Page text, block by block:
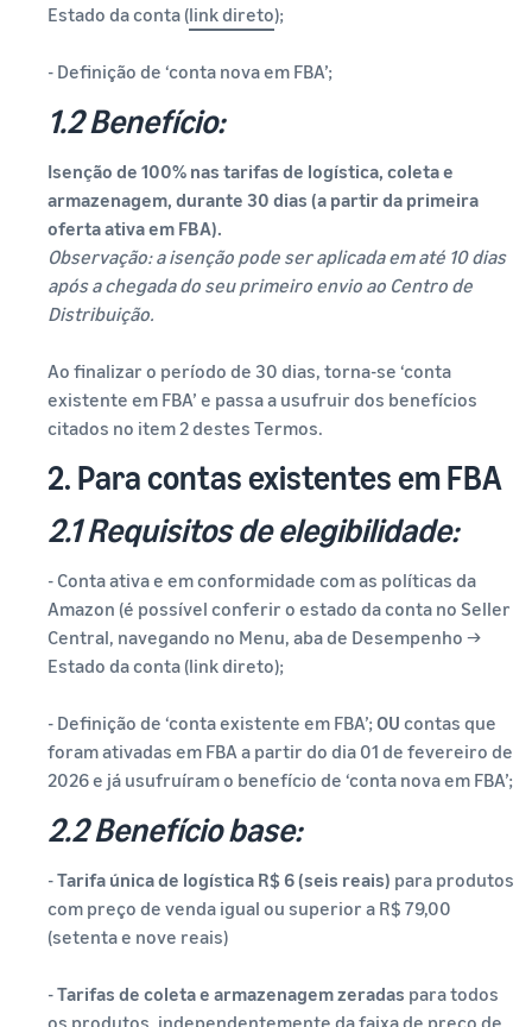
Estado da conta (link direto);
- Definição de ‘conta nova em FBA’;
1.2 Benefício:
Isenção de 100% nas tarifas de logística, coleta e
armazenagem, durante 30 dias (a partir da primeira
oferta ativa em FBA).
Observação: a isenção pode ser aplicada em até 10 dias
após a chegada do seu primeiro envio ao Centro de
Distribuição.
Ao finalizar o período de 30 dias, torna-se ‘conta
existente em FBA’ e passa a usufruir dos benefícios
citados no item 2 destes Termos.
2. Para contas existentes em FBA
2.1 Requisitos de elegibilidade:
- Conta ativa e em conformidade com as políticas da
Amazon (é possível conferir o estado da conta no Seller
Central, navegando no Menu, aba de Desempenho →
Estado da conta (link direto);
- Definição de ‘conta existente em FBA’; OU contas que
foram ativadas em FBA a partir do dia 01 de fevereiro de
2026 e já usufruíram o benefício de ‘conta nova em FBA’;
2.2 Benefício base:
-Tarifa única de logística R$ 6 (seis reais) para produtos
com preço de venda igual ou superior a R$ 79,00
(setenta e nove reais)
-Tarifas de coleta e armazenagem zeradas para todos
os produtos, independentemente da faixa de preço de